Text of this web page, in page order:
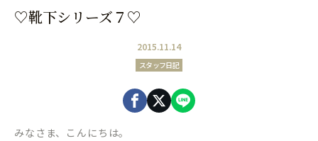
♡靴下シリーズ７♡
2015.11.14
スタッフ日記
みなさま、こんにちは。